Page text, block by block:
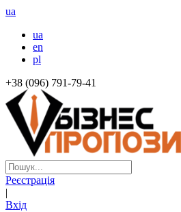
ua
ua
en
pl
+38 (096) 791-79-41
Реєстрація
|
Вхід